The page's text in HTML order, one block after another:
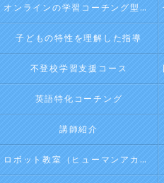
オンラインの学習コーチング型・映像授業型の塾･自習塾WillBeのお客様の声
子どもの特性を理解した指導
不登校学習支援コース
英語特化コーチング
講師紹介
ロボット教室（ヒューマンアカデミージュニアプログラム）